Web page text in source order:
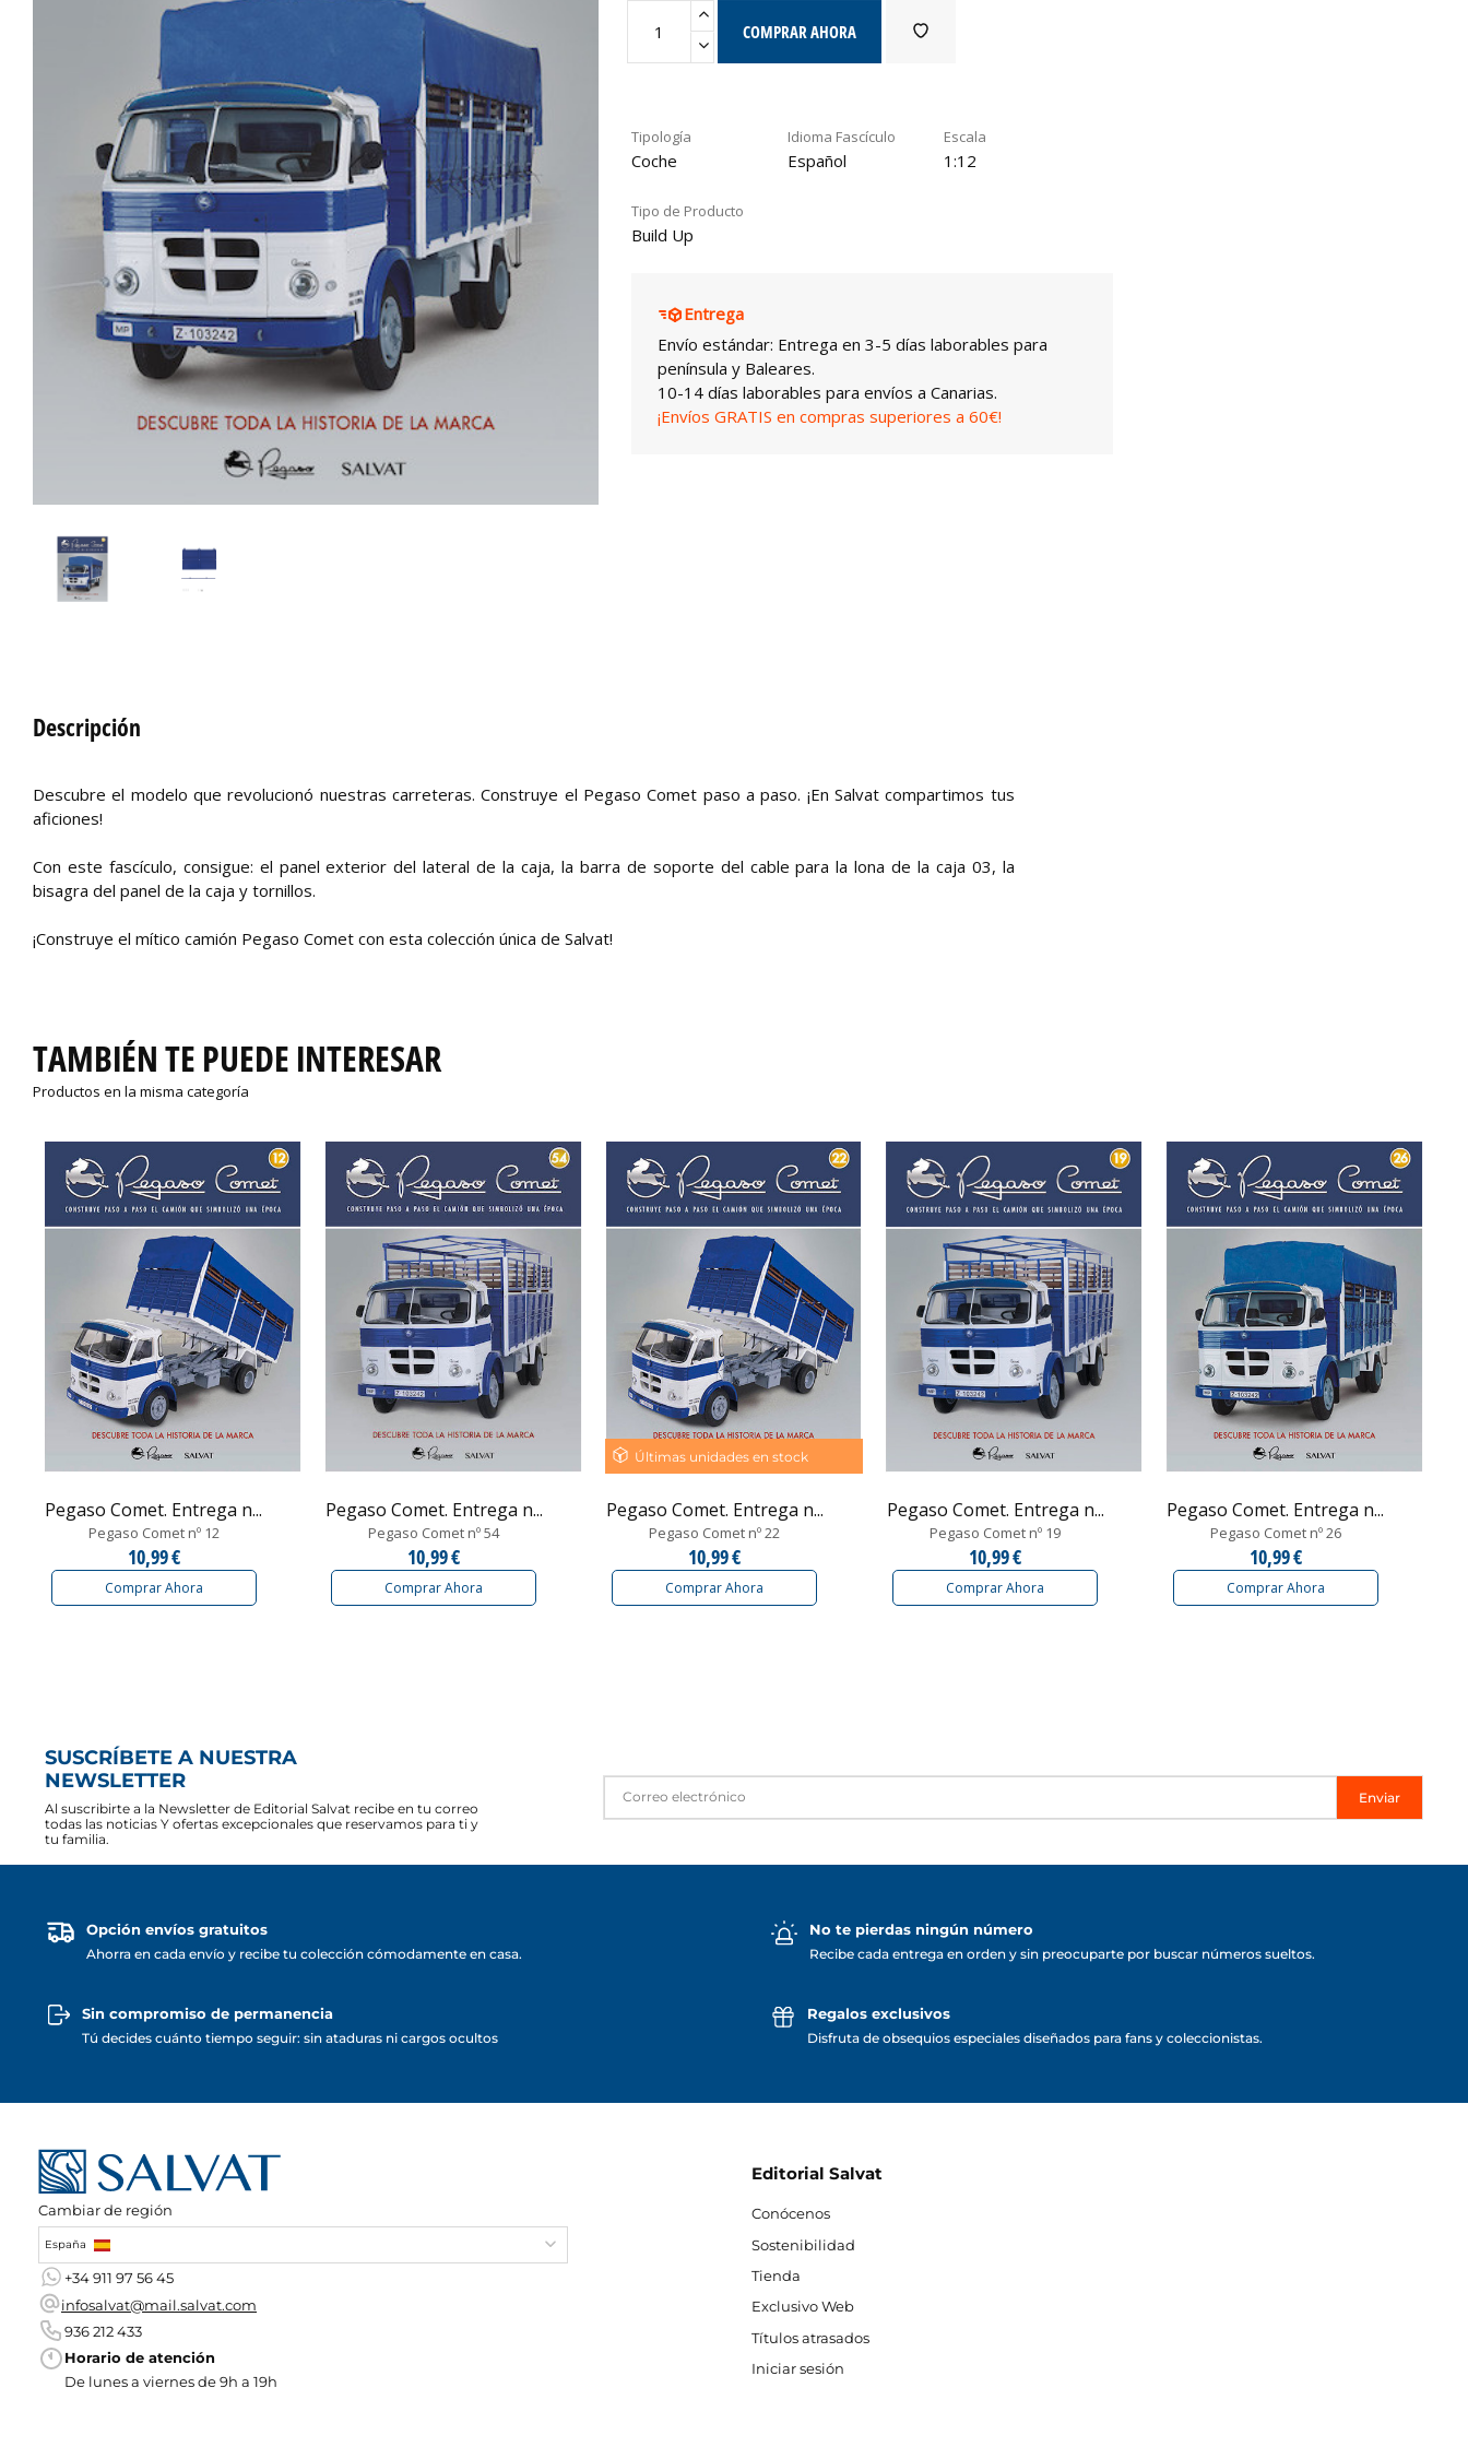
COMPRAR AHORA
Tipología
Coche
Idioma Fascículo
Español
Escala
1:12
Tipo de Producto
Build Up
Entrega
Envío estándar: Entrega en 3-5 días laborables para
península y Baleares.
10-14 días laborables para envíos a Canarias.
¡Envíos GRATIS en compras superiores a 60€!
Descripción
Descubre el modelo que revolucionó nuestras carreteras. Construye el Pegaso Comet paso a paso. ¡En Salvat compartimos tus
aficiones!
Con este fascículo, consigue: el panel exterior del lateral de la caja, la barra de soporte del cable para la lona de la caja 03, la
bisagra del panel de la caja y tornillos.
¡Construye el mítico camión Pegaso Comet con esta colección única de Salvat!
TAMBIÉN TE PUEDE INTERESAR
Productos en la misma categoría
Pegaso Comet. Entrega n...
Pegaso Comet nº 12
10,99 €
Comprar Ahora
Pegaso Comet. Entrega n...
Pegaso Comet nº 54
10,99 €
Comprar Ahora
Últimas unidades en stock
Pegaso Comet. Entrega n...
Pegaso Comet nº 22
10,99 €
Comprar Ahora
Pegaso Comet. Entrega n...
Pegaso Comet nº 19
10,99 €
Comprar Ahora
Pegaso Comet. Entrega n...
Pegaso Comet nº 26
10,99 €
Comprar Ahora
SUSCRÍBETE A NUESTRA
NEWSLETTER
Al suscribirte a la Newsletter de Editorial Salvat recibe en tu correo
todas las noticias Y ofertas excepcionales que reservamos para ti y
tu familia.
Enviar
Opción envíos gratuitos
Ahorra en cada envío y recibe tu colección cómodamente en casa.
No te pierdas ningún número
Recibe cada entrega en orden y sin preocuparte por buscar números sueltos.
Sin compromiso de permanencia
Tú decides cuánto tiempo seguir: sin ataduras ni cargos ocultos
Regalos exclusivos
Disfruta de obsequios especiales diseñados para fans y coleccionistas.
Cambiar de región
España
+34 911 97 56 45
infosalvat@mail.salvat.com
936 212 433
Horario de atención
De lunes a viernes de 9h a 19h
Editorial Salvat
Conócenos
Sostenibilidad
Tienda
Exclusivo Web
Títulos atrasados
Iniciar sesión